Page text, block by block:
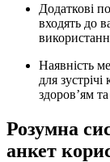
Додаткові
входять до
Наявність
для зустрічі
здоров’ям
Розумна
анкет